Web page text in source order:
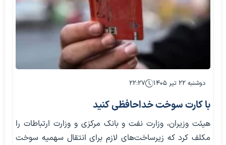
دوشنبه ۲۲ تیر ۱۴۰۵ ۲۲:۲۷
با کارت سوخت خداحافظی کنید
هیئت وزیران، وزارت نفت و بانک مرکزی و وزارت ارتباطات را
مکلف کرد که زیرساخت‌های لازم برای انتقال سهمیه سوخت